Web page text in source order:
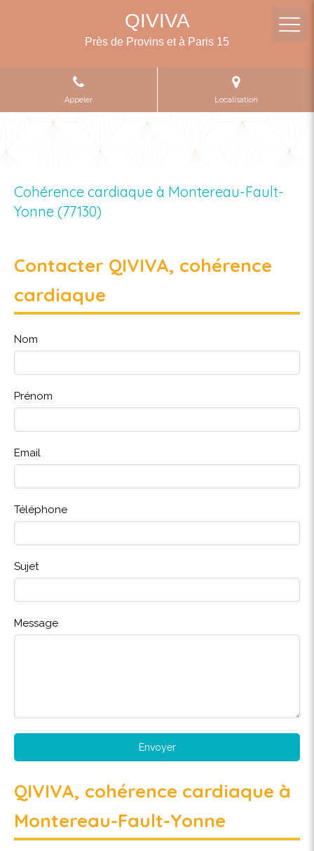
QIVIVA
Près de Provins et à Paris 15
Appeler Localisation
Cohérence cardiaque à Montereau-Fault-
Yonne (77130)
Contacter QIVIVA, cohérence
cardiaque
Nom
Prénom
Email
Téléphone
Sujet
Message
Envoyer
QIVIVA, cohérence cardiaque à
Montereau-Fault-Yonne